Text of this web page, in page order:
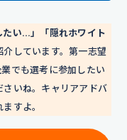
たい…」「隠れホワイト
しています。第一志望
でも選考に参加したい
いね。キャリアアドバ
すよ。